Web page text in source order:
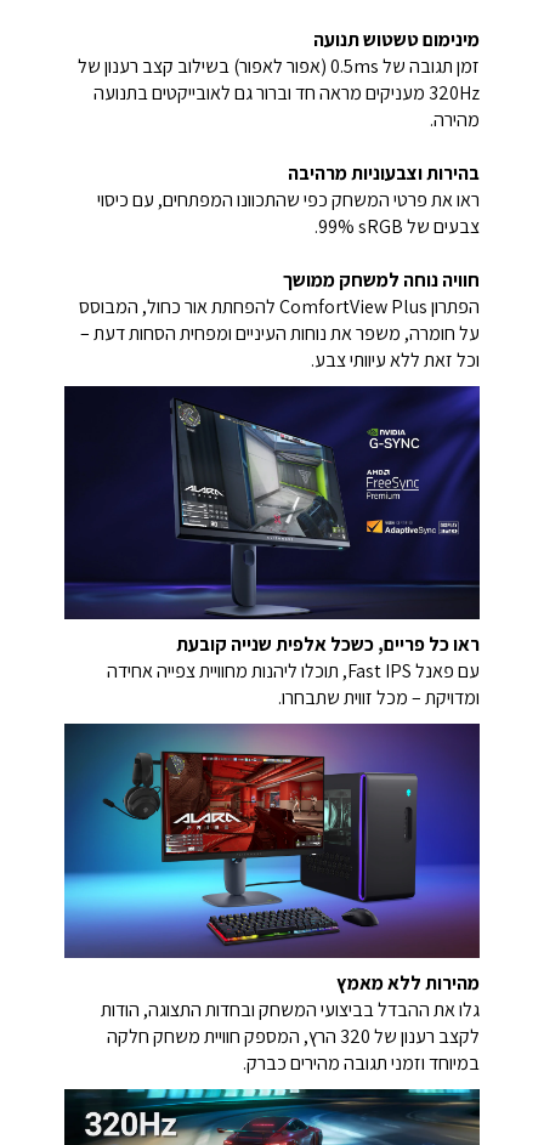
מינימום טשטוש תנועה
זמן תגובה של ‎0.5ms‎‏ (אפור לאפור) בשילוב קצב רענון של
‎320Hz‎ מעניקים מראה חד וברור גם לאובייקטים בתנועה
מהירה.
בהירות וצבעוניות מרהיבה
ראו את פרטי המשחק כפי שהתכוונו המפתחים, עם כיסוי
צבעים של ‎99% sRGB‎.‏
חוויה נוחה למשחק ממושך
הפתרון ComfortView Plus להפחתת אור כחול, המבוסס
על חומרה, משפר את נוחות העיניים ומפחית הסחות דעת –
וכל זאת ללא עיוותי צבע.‏
ראו כל פריים, כשכל אלפית שנייה קובעת
עם פאנל Fast IPS, תוכלו ליהנות מחוויית צפייה אחידה
ומדויקת – מכל זווית שתבחרו.
מהירות ללא מאמץ
גלו את ההבדל בביצועי המשחק ובחדות התצוגה, הודות
לקצב רענון של 320 הרץ, המספק חוויית משחק חלקה
במיוחד וזמני תגובה מהירים כברק.